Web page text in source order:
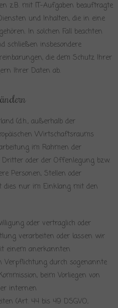
z.B. mit IT-Aufgaben beauftragte
und Inhalten, die in eine
In solchen Fall beachten
schließen insbesondere
die dem Schutz Ihrer
Ihrer Daten ab.
(d.h., außerhalb der
Wirtschaftsraums
im Rahmen der
oder der Offenlegung bzw.
Personen, Stellen oder
nur im Einklang mit den
oder vertraglich oder
verarbeiten oder lassen wir
einem anerkannten
Verpflichtung durch sogenannte
beim Vorliegen von
internen
(Art. 44 bis 49 DSGVO,